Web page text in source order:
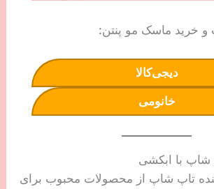
خرید ماسک مو پنتن:
دیجی‌کالا
خانومی
با ابکشی
تاپ شاپ از محصولات محبوب برای